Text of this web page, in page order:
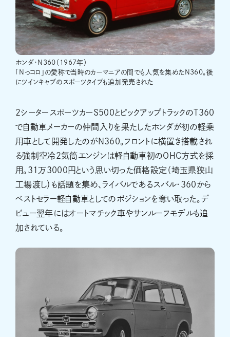
ホンダ・N360（1967年）
「Nっコロ」の愛称で当時のカーマニアの間でも人気を集めたN360。後
にツインキャブのスポーツタイプも追加発売された
2シータースポーツカーS500とピックアップトラックのT360
で自動車メーカーの仲間入りを果たしたホンダが初の軽乗
用車として開発したのがN360。フロントに横置き搭載され
る強制空冷2気筒エンジンは軽自動車初のOHC方式を採
用。31万3000円という思い切った価格設定（埼玉県狭山
工場渡し）も話題を集め、ライバルであるスバル・360から
ベストセラー軽自動車としてのポジションを奪い取った。デ
ビュー翌年にはオートマチック車やサンルーフモデルも追
加されている。